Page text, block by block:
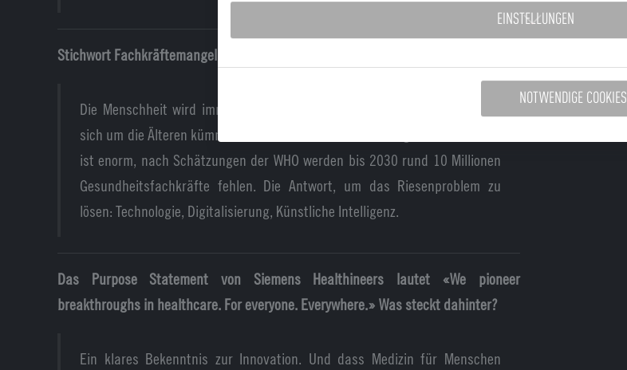
Stichwort Fachkräftemangel. Wie sieht die Situation derzeit wirklich aus?
Die Menschheit wird immer älter, aber es gibt immer weniger Junge, die
sich um die Älteren kümmern können. Der Fachkräftemangel in der Medizin
ist enorm, nach Schätzungen der WHO werden bis 2030 rund 10 Millionen
Gesundheitsfachkräfte fehlen. Die Antwort, um das Riesenproblem zu
lösen: Technologie, Digitalisierung, Künstliche Intelligenz.
Das Purpose Statement von Siemens Healthineers lautet «We pioneer
breakthroughs in healthcare. For everyone. Everywhere.» Was steckt dahinter?
Ein klares Bekenntnis zur Innovation. Und dass Medizin für Menschen
EINSTELLUNGEN
NOTWENDIGE COOKIES